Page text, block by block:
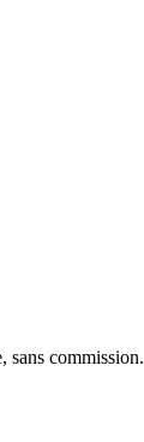
sans commission.